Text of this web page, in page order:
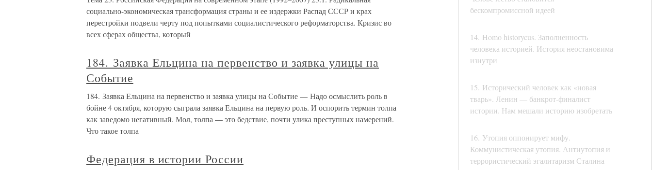
бескомпромиссной идеей
14. Homo historycus. Заполненность
человека историей. История неостановима
изнутри
15. Исторический человек как «новая
тварь». Ленин — банкрот-финалист
истории. Нам мешали историю изобретать
16. Утопия оппонирует мифу.
Коммунистическая утопия. Антиутопия и
террористический эгалитаризм Сталина
социально-экономическая трансформация страны и ее издержки Распад СССР и крах
перестройки подвели черту под попытками социалистического реформаторства. Кризис во
всех сферах общества, который
184. Заявка Ельцина на первенство и заявка улицы на
Событие
184. Заявка Ельцина на первенство и заявка улицы на Событие — Надо осмыслить роль в
бойне 4 октября, которую сыграла заявка Ельцина на первую роль. И оспорить термин толпа
как заведомо негативный. Мол, толпа — это бедствие, почти улика преступных намерений.
Что такое толпа
Федерация в истории России